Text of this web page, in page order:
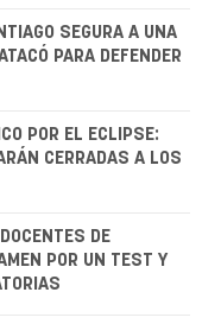
SEGURA A UNA
PARA DEFENDER
POR EL ECLIPSE:
CERRADAS A LOS
DE
POR UN TEST Y